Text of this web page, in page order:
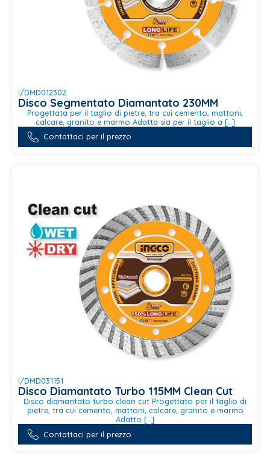
I/DMD012302
Disco Segmentato Diamantato 230MM
Progettata per il taglio di pietre, tra cui cemento, mattoni,
calcare, granito e marmo Adatta sia per il taglio a […]
Contattaci per il prezzo
I/DMD031151
Disco Diamantato Turbo 115MM Clean Cut
Disco diamantato turbo clean cut Progettato per il taglio di
pietre, tra cui cemento, mattoni, calcare, granito e marmo
Adatto […]
Contattaci per il prezzo